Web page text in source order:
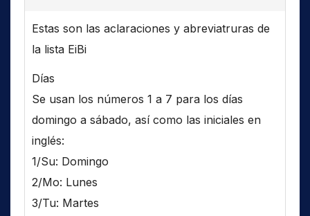
Estas son las aclaraciones y abreviatruras de
la lista EiBi
Días
Se usan los números 1 a 7 para los días
domingo a sábado, así como las iniciales en
inglés:
1/Su: Domingo
2/Mo: Lunes
3/Tu: Martes